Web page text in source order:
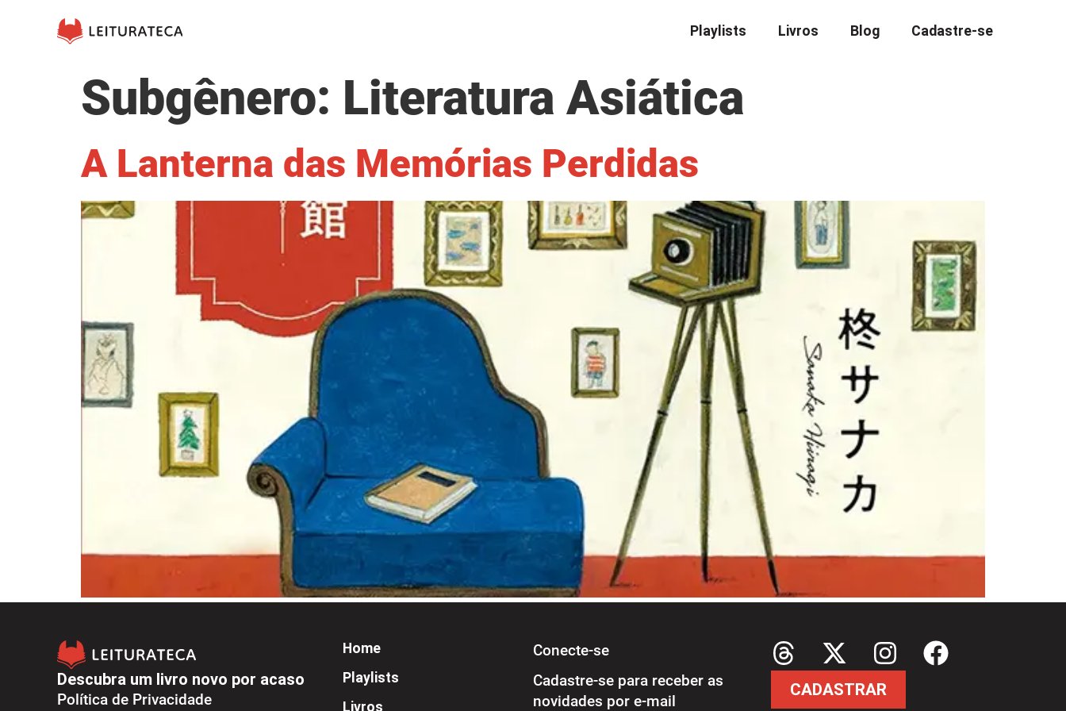
Playlists Livros Blog Cadastre-se
Subgênero: Literatura Asiática
A Lanterna das Memórias Perdidas
Descubra um livro novo por acaso
Política de Privacidade
Home
Playlists
Livros
Conecte-se
Cadastre-se para receber as
novidades por e-mail
CADASTRAR